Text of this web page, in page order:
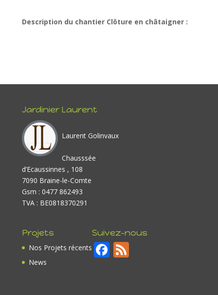
Description du chantier Clôture en châtaigner :
Jardinier Laurent
Laurent Golinvaux
Chausssée
d’Ecaussinnes , 108
7090 Braine-le-Comte
Gsm : 0477 862493
TVA : BE0818370291
Projets
Nos Projets récents
News
Suivez-nous
F F